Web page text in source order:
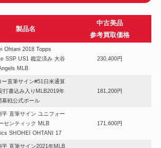
製品名
中古美品
参考買取価格
Ohtani 2018 Topps
SSP US1 鑑定済み 大谷
MLB
230,400円
ー直筆サイン#51日米通算
打書込み入りMLB2019年
幕戦公式ボール
181,200円
平 直筆サイン ユニフォー
センティック MLB
SHOHEI OHTANI 17
171,600円
平 直筆サイン2021年MLB